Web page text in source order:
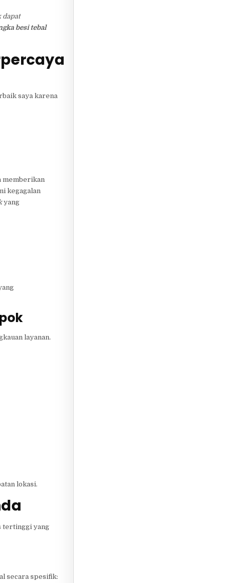
dapat
besi tebal
saya karena
memberikan
kegagalan
yang
layanan.
lokasi.
tertinggi yang
secara spesifik: